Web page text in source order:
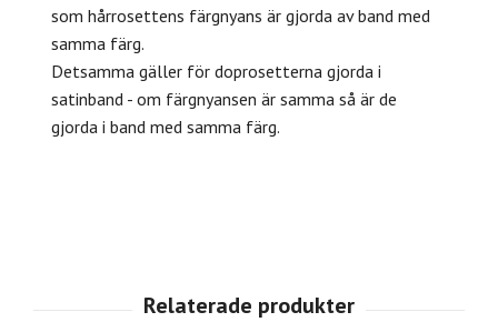
som hårrosettens färgnyans är gjorda av band med
samma färg.
Detsamma gäller för doprosetterna gjorda i
satinband - om färgnyansen är samma så är de
gjorda i band med samma färg.